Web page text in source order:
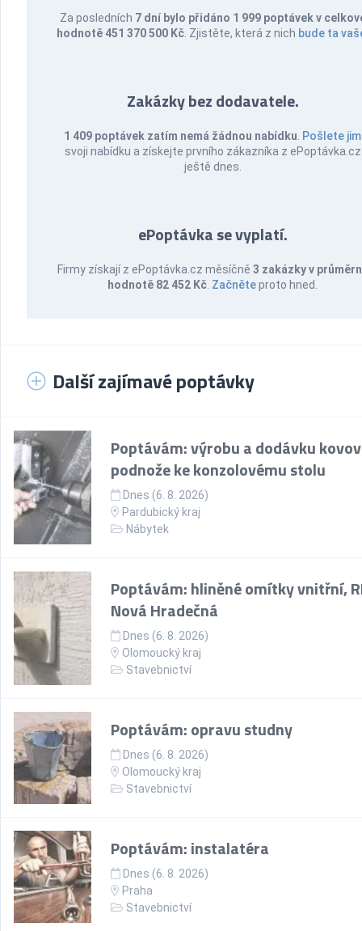
Za posledních 7 dní bylo přidáno 1 999 poptávek v
hodnotě 451 370 500 Kč . Zjistěte, která z nich bude ta
Zakázky bez dodavatele.
1 409 poptávek zatím nemá žádnou nabídku Pošlete jim
svoji nabídku a získejte prvního zákazníka z ePoptávka.cz
ještě dnes.
ePoptávka se vyplatí.
Firmy získají z ePoptávka.cz měsíčně 3 zakázky v
hodnotě 82 452 Kč Začněteproto hned.
Další zajímavé poptávky
Poptávám: výrobu a dodávku
podnože ke konzolovému stolu
Dnes (6. 8. 2026)
Pardubický kraj
Nábytek
Poptávám: hliněné omítky vnitřní,
Nová Hradečná
Dnes (6. 8. 2026)
Olomoucký kraj
Stavebnictví
Poptávám: opravu studny
Dnes (6. 8. 2026)
Olomoucký kraj
Stavebnictví
Poptávám: instalatéra
Dnes (6. 8. 2026)
Praha
Stavebnictví